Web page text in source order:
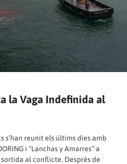
la Vaga Indefinida al
s’han reunit els últims dies amb
i “Lanchas y Amarres” a
al conflicte. Després de